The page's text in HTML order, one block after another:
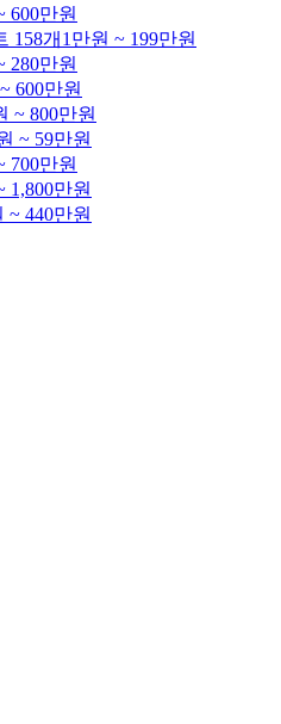
600만원
158개 1만원 ~ 199만원
280만원
600만원
~ 800만원
~ 59만원
700만원
1,800만원
~ 440만원